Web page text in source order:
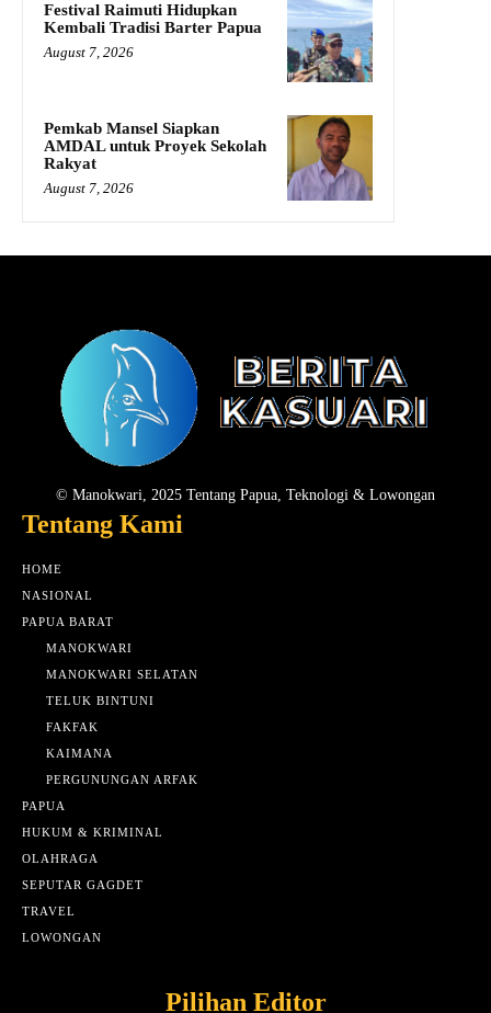
Festival Raimuti Hidupkan
Kembali Tradisi Barter Papua
August 7, 2026
Pemkab Mansel Siapkan
AMDAL untuk Proyek Sekolah
Rakyat
August 7, 2026
© Manokwari, 2025 Tentang Papua, Teknologi & Lowongan
Tentang Kami
HOME
NASIONAL
PAPUA BARAT
MANOKWARI
MANOKWARI SELATAN
TELUK BINTUNI
FAKFAK
KAIMANA
PERGUNUNGAN ARFAK
PAPUA
HUKUM & KRIMINAL
OLAHRAGA
SEPUTAR GAGDET
TRAVEL
LOWONGAN
Pilihan Editor